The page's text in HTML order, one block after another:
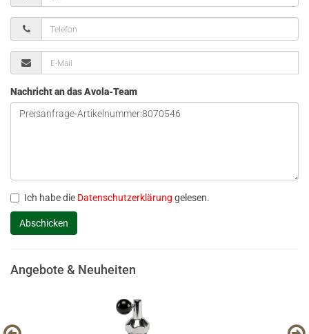
Nachricht an das Avola-Team
Ich habe die Datenschutzerklärung gelesen.
Angebote & Neuheiten